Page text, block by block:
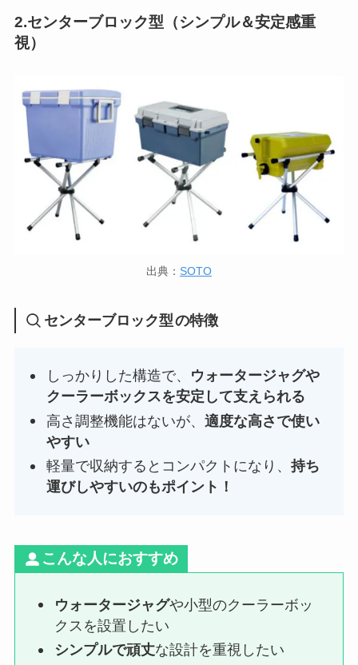
2.センターブロック型（シンプル＆安定感重
視）
出典： SOTO
センターブロック型の特徴
しっかりした構造で、 ウォータージャグや
クーラーボックスを安定して支えられる
高さ調整機能はないが、適度な高さで使い
やすい
軽量で収納するとコンパクトになり、持ち
運びしやすいのもポイント！
こんな人におすすめ
ウォータージャグや小型のクーラーボッ
クスを設置したい
シンプルで頑丈な設計を重視したい